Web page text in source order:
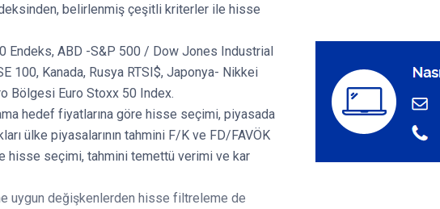
belirlenmiş çeşitli kriterler ile hisse
Endeks, ABD -S&P 500 / Dow Jones Industrial
100, Kanada, Rusya RTSI$, Japonya- Nikkei
Bölgesi Euro Stoxx 50 Index.
hedef fiyatlarına göre hisse seçimi, piyasada
ülke piyasalarının tahmini F/K ve FD/FAVÖK
hisse seçimi, tahmini temettü verimi ve kar
uygun değişkenlerden hisse filtreleme de